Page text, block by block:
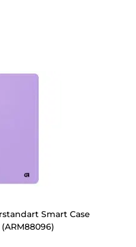
Smart Case